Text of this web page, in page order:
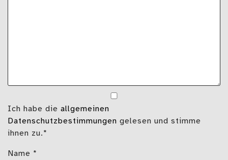
Ich habe die allgemeinen
Datenschutzbestimmungen gelesen und stimme
ihnen zu.*
Name *